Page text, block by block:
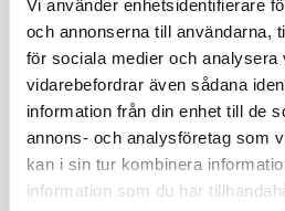
Vi använder enhetsidentifierare
och annonserna till användarna,
för sociala medier och analysera
vidarebefordrar även sådana
information från din enhet till de
annons- och analysföretag som
kan i sin tur kombinera
information som du har
Presenter
Ta med blommor eller
om du blir inbjuden till
Vin eller sprit kan ges,
känna till mottagarens